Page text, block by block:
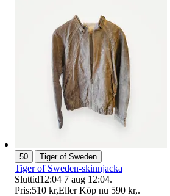
50 | Tiger of Sweden
Tiger of Sweden-skinnjacka
Sluttid12:04 7 aug 12:04.
Pris:510 kr,Eller Köp nu 590 kr,.